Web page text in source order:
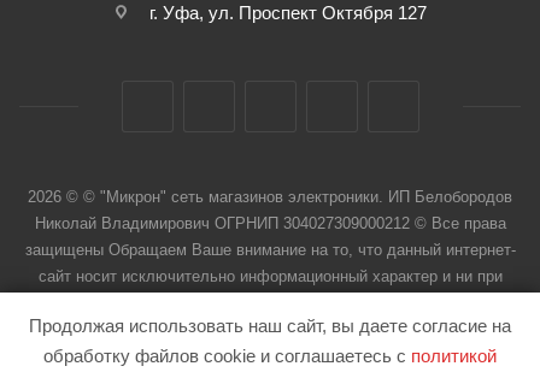
г. Уфа, ул. Проспект Октября 127
2026 © © "Микрон" сеть магазинов электроники. ИП Белобородов
Николай Владимирович ОГРНИП 304027309000212 © Все права
защищены Обращаем Ваше внимание на то, что данный интернет-
сайт носит исключительно информационный характер и ни при
Продолжая использовать наш сайт, вы даете согласие на
обработку файлов cookie и соглашаетесь с политикой